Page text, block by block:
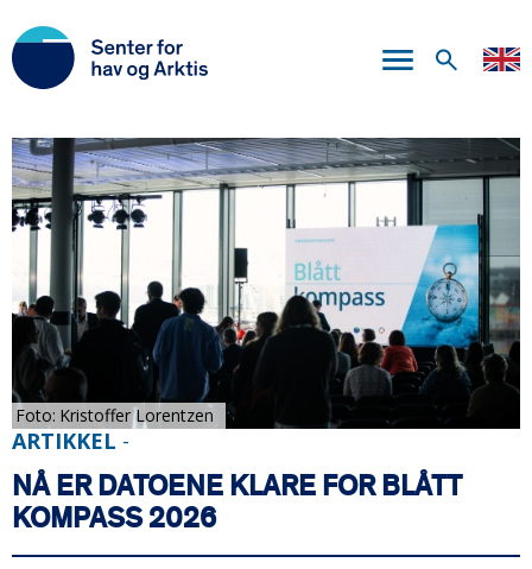
til
hovedinnhold
Foto Kristoffer Lorentzen
ARTIKKEL -
NÅ ER DATOENE KLARE FOR BLÅTT
KOMPASS 2026